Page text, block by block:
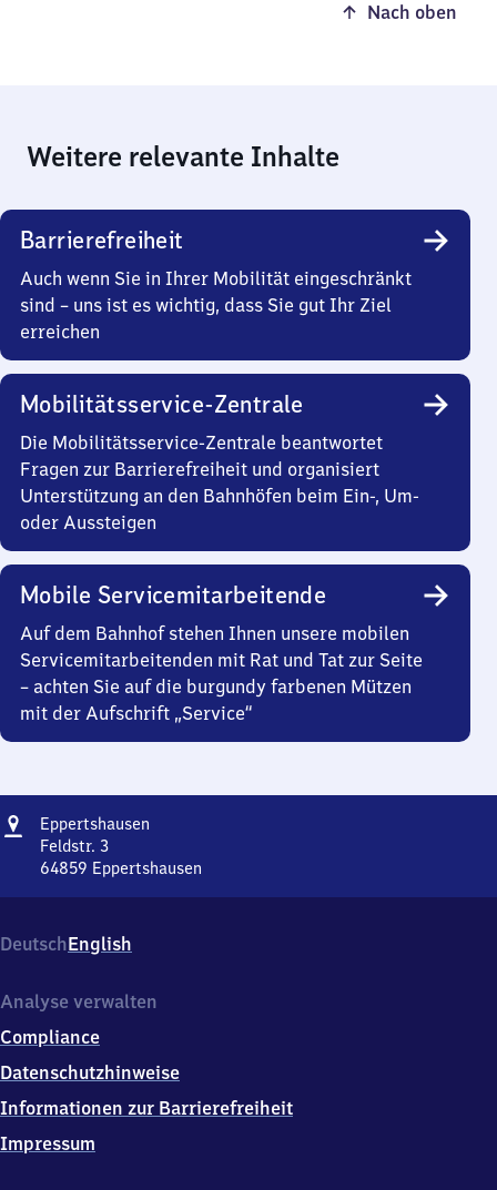
Nach oben
Weitere relevante Inhalte
Barrierefreiheit
Auch wenn Sie in Ihrer Mobilität eingeschränkt
sind – uns ist es wichtig, dass Sie gut Ihr Ziel
erreichen
Mobilitätsservice-Zentrale
Die Mobilitätsservice-Zentrale beantwortet
Fragen zur Barrierefreiheit und organisiert
Unterstützung an den Bahnhöfen beim Ein-, Um-
oder Aussteigen
Mobile Servicemitarbeitende
Auf dem Bahnhof stehen Ihnen unsere mobilen
Servicemitarbeitenden mit Rat und Tat zur Seite
– achten Sie auf die burgundy farbenen Mützen
mit der Aufschrift „Service“
Adresse
Eppertshausen
Feldstr. 3
64859 Eppertshausen
3,
6
8
9
Eppertshausen
DeutschEnglish
Analyse verwalten
Compliance
Datenschutzhinweise
Informationen zur Barrierefreiheit
Impressum